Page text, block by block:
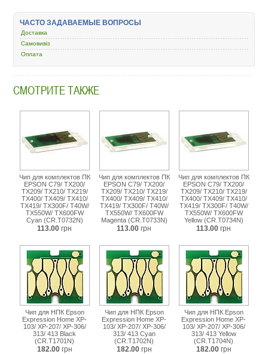
home-
magenta-
cr-
t1703n.html
ЧАСТО ЗАДАВАЕМЫЕ ВОПРОСЫ
Доставка
Самовивіз
Оплата
СМОТРИТЕ ТАКЖЕ
Чип для комплектов ПК
EPSON С79/ TX200/
TX209/ TX210/ TX219/
TX400/ TX409/ TX410/
TX419/ TX300F/ T40W/
TX550W/ TX600FW
Cyan (CR.T0732N)
113.00 грн
Чип для комплектов ПК
EPSON С79/ TX200/
TX209/ TX210/ TX219/
TX400/ TX409/ TX410/
TX419/ TX300F/ T40W/
TX550W/ TX600FW
Magenta (CR.T0733N)
113.00 грн
Чип для комплектов ПК
EPSON С79/ TX200/
TX209/ TX210/ TX219/
TX400/ TX409/ TX410/
TX419/ TX300F/ T40W/
TX550W/ TX600FW
Yellow (CR.T0734N)
113.00 грн
Чип для НПК Epson
Expression Home XP-
103/ XP-207/ XP-306/
313/ 413 Black
(CR.T1701N)
182.00 грн
Чип для НПК Epson
Expression Home XP-
103/ XP-207/ XP-306/
313/ 413 Cyan
(CR.T1702N)
182.00 грн
Чип для НПК Epson
Expression Home XP-
103/ XP-207/ XP-306/
313/ 413 Yellow
(CR.T1704N)
182.00 грн